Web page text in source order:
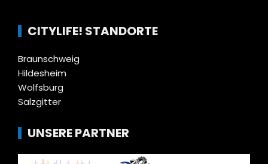
CITYLIFE! STANDORTE
Braunschweig
Hildesheim
Wolfsburg
Salzgitter
UNSERE PARTNER